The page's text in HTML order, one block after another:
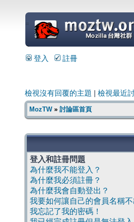
=
登入 註冊
檢視沒有回覆的主題 檢視最近
MozTW» 討論區首頁
登入和註冊問題
為什麼我不能登入？
為什麼我必須註冊？
為什麼我會自動登出？
我要如何讓自己的會員名稱
我忘記了我的密碼！